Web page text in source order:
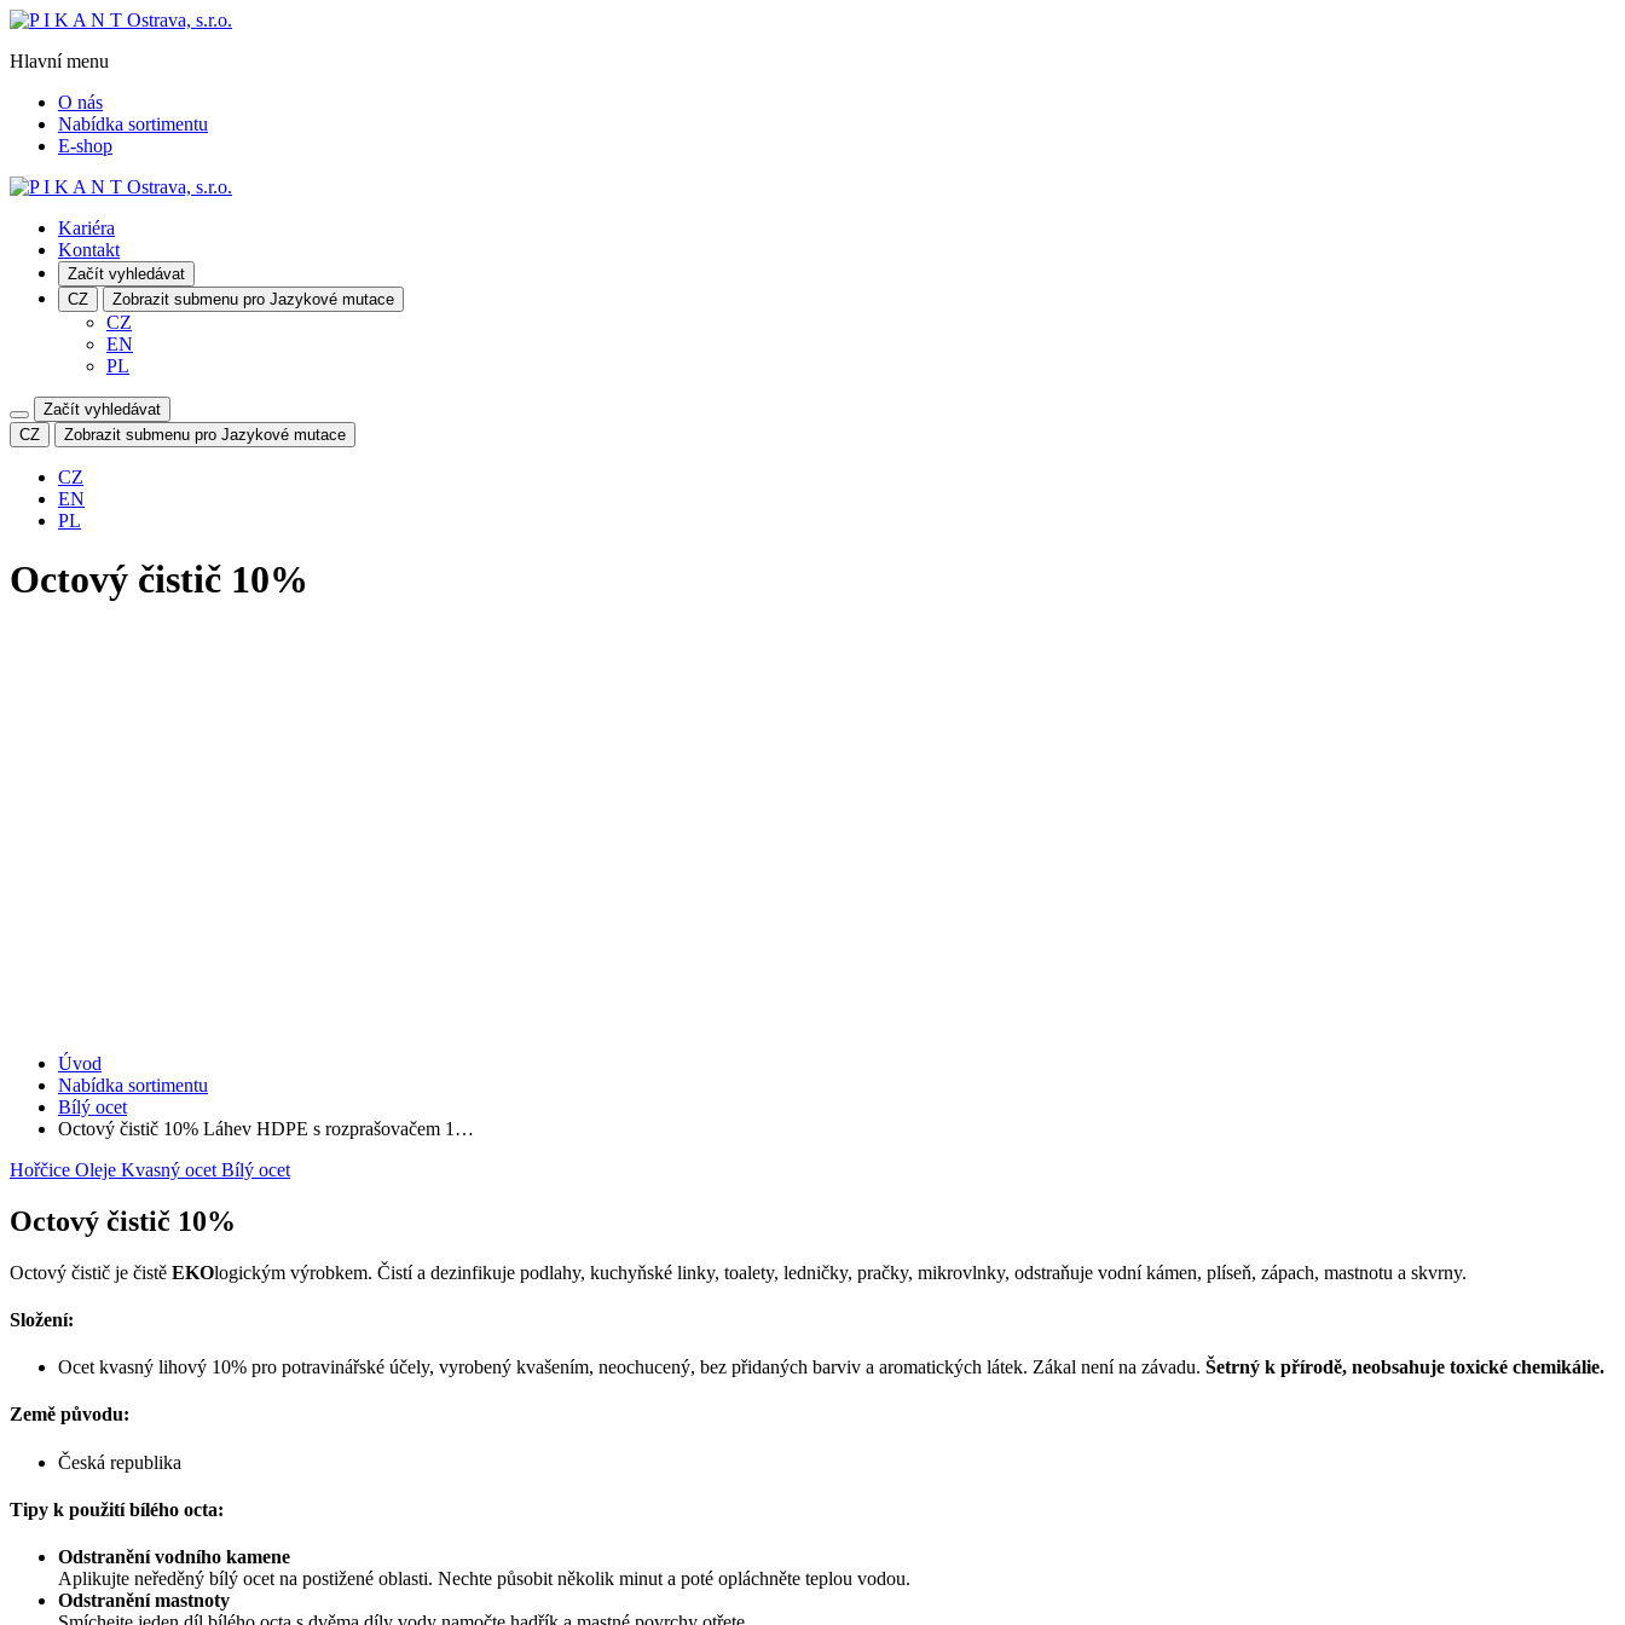
Hlavní menu
O nás
Nabídka sortimentu
E-shop
Kariéra
Kontakt
Začít vyhledávat
CZ
Zobrazit submenu pro Jazykové mutace
CZ
EN
PL
Začít vyhledávat
CZ
Zobrazit submenu pro Jazykové mutace
CZ
EN
PL
Octový čistič 10%
Úvod
Nabídka sortimentu
Bílý ocet
Octový čistič 10% Láhev HDPE s rozprašovačem 1…
Hořčice Oleje Kvasný ocet Bílý ocet
Octový čistič 10%
Octový čistič je čistě EKOlogickým výrobkem. Čistí a dezinfikuje podlahy, kuchyňské linky, toalety, ledničky, pračky, mikrovlnky, odstraňuje vodní kámen, plíseň, zápach, mastnotu a skvrny.
Složení:
Ocet kvasný lihový 10% pro potravinářské účely, vyrobený kvašením, neochucený, bez přidaných barviv a aromatických látek. Zákal není na závadu. Šetrný k přírodě, neobsahuje toxické chemikálie.
Země původu:
Česká republika
Tipy k použití bílého octa:
Odstranění vodního kamene
Aplikujte neředěný bílý ocet na postižené oblasti. Nechte působit několik minut a poté opláchněte teplou vodou.
Odstranění mastnoty